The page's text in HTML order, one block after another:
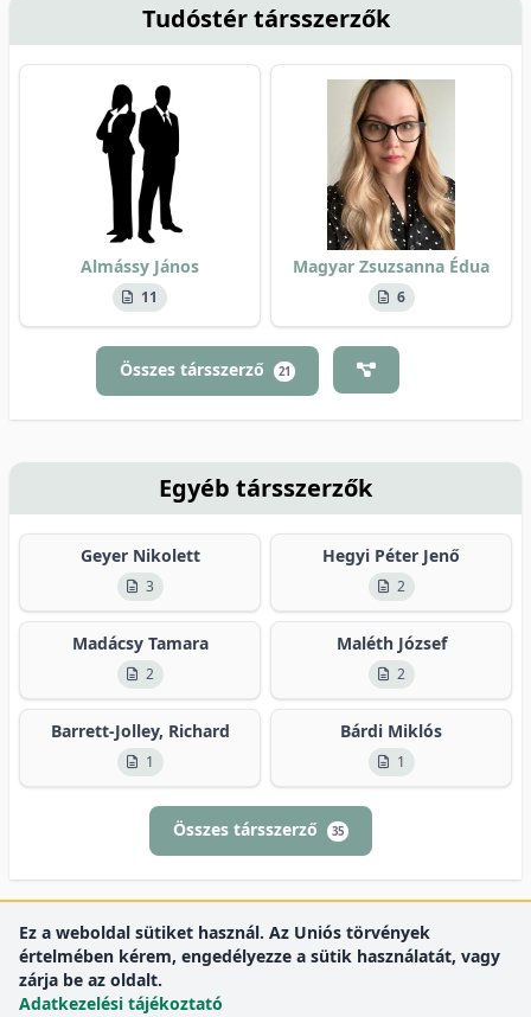
Tudóstér társszerzők
Almássy János
11
Magyar Zsuzsanna Édua
6
Összes társszerző 21
Egyéb társszerzők
Geyer Nikolett
3
Hegyi Péter Jenő
2
Madácsy Tamara
2
Maléth József
2
Barrett-Jolley, Richard
1
Bárdi Miklós
1
Összes társszerző 35
Ez a weboldal sütiket használ. Az Uniós törvények
értelmében kérem, engedélyezze a sütik használatát, vagy
zárja be az oldalt.
Adatkezelési tájékoztató